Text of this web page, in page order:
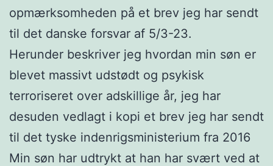
opmærksomheden på et brev jeg har sendt
til det danske forsvar af 5/3-23.
Herunder beskriver jeg hvordan min søn er
blevet massivt udstødt og psykisk
terroriseret over adskillige år, jeg har
desuden vedlagt i kopi et brev jeg har sendt
til det tyske indenrigsministerium fra 2016
Min søn har udtrykt at han har svært ved at